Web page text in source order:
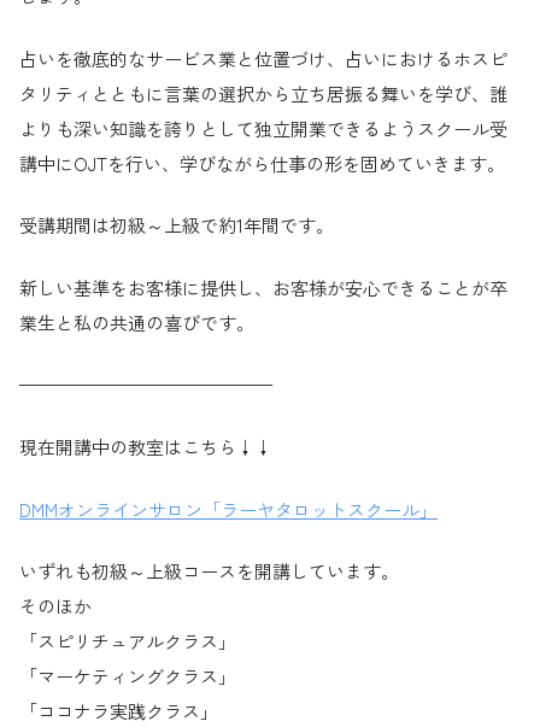
占いを徹底的なサービス業と位置づけ、占いにおけるホスピ
タリティとともに言葉の選択から立ち居振る舞いを学び、誰
よりも深い知識を誇りとして独立開業できるようスクール受
講中にOJTを行い、学びながら仕事の形を固めていきます。
受講期間は初級～上級で約1年間です。
新しい基準をお客様に提供し、お客様が安心できることが卒
業生と私の共通の喜びです。
——————————————
現在開講中の教室はこちら↓↓
DMMオンラインサロン「ラーヤタロットスクール」
いずれも初級～上級コースを開講しています。
そのほか
「スピリチュアルクラス」
「マーケティングクラス」
「ココナラ実践クラス」